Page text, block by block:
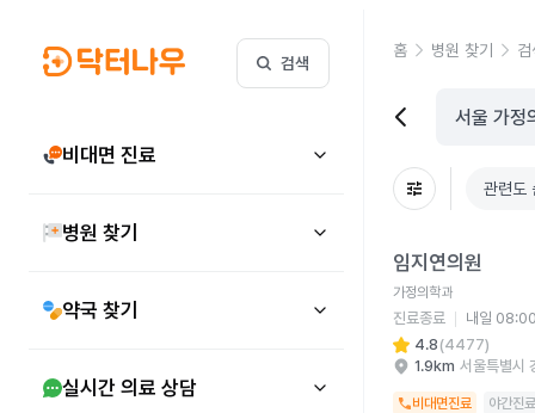
검색
비대면 진료
병원 찾기
약국 찾기
실시간 의료 상담
홈 병원 찾기
관련도
임지연의원
가정의학과
진료종료
내일
4.8 (4477)
1.9km 서울특별시
비대면진료 야간진료